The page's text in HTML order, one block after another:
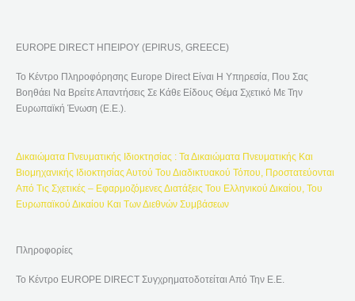
Τ
Σ
Η
Α
EUROPE DIRECT ΗΠΕΙΡΟΥ (EPIRUS, GREECE)
Το Κέντρο Πληροφόρησης Europe Direct Είναι Η Υπηρεσία, Που Σας
Βοηθάει Να Βρείτε Απαντήσεις Σε Κάθε Είδους Θέμα Σχετικό Με Την
Ευρωπαϊκή Ένωση (Ε.Ε.).
Δικαιώματα Πνευματικής Ιδιοκτησίας : Τα Δικαιώματα Πνευματικής Και
Βιομηχανικής Ιδιοκτησίας Αυτού Του Διαδικτυακού Τόπου, Προστατεύονται
Από Τις Σχετικές – Εφαρμοζόμενες Διατάξεις Του Ελληνικού Δικαίου, Του
Ευρωπαϊκού Δικαίου Και Των Διεθνών Συμβάσεων
Πληροφορίες
Το Κέντρο EUROPE DIRECT Συγχρηματοδοτείται Από Την Ε.Ε.